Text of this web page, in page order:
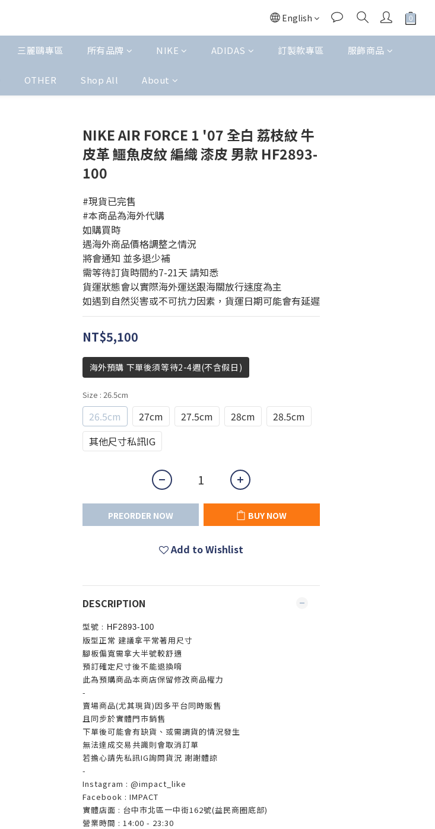
English
三麗鷗專區 所有品牌 NIKE ADIDAS 訂製款專區 服飾商品
OTHER Shop All About
NIKE AIR FORCE 1 '07 全白 荔枝紋 牛
皮革 鱷魚皮紋 編織 漆皮 男款 HF2893-
100
#現貨已完售
#本商品為海外代購
如購買時
遇海外商品價格調整之情況
將會通知 並多退少補
需等待訂貨時間約7-21天 請知悉
貨運狀態會以實際海外運送跟海關放行速度為主
如遇到自然災害或不可抗力因素，貨運日期可能會有延遲
NT$5,100
海外預購 下單後須等待2-4週(不含假日)
Size : 26.5cm
26.5cm 27cm 27.5cm 28cm
28.5cm
其他尺寸私訊IG
PREORDER NOW BUY NOW
Add to Wishlist
DESCRIPTION
型號 : HF2893-100
版型正常 建議拿平常著用尺寸
腳板偏寬需拿大半號較舒適
預訂確定尺寸後不能退換唷
此為預購商品本商店保留修改商品權力
-
賣場商品(尤其現貨)因多平台同時販售
且同步於實體門市銷售
下單後可能會有缺貨、或需調貨的情況發生
無法達成交易共識則會取消訂單
若擔心請先私訊IG詢問貨況 謝謝體諒
-
Instagram : @impact_like
Facebook : IMPACT
實體店面 : 台中市北區一中街162號(益民商圈底部)
營業時間 : 14:00 - 23:30